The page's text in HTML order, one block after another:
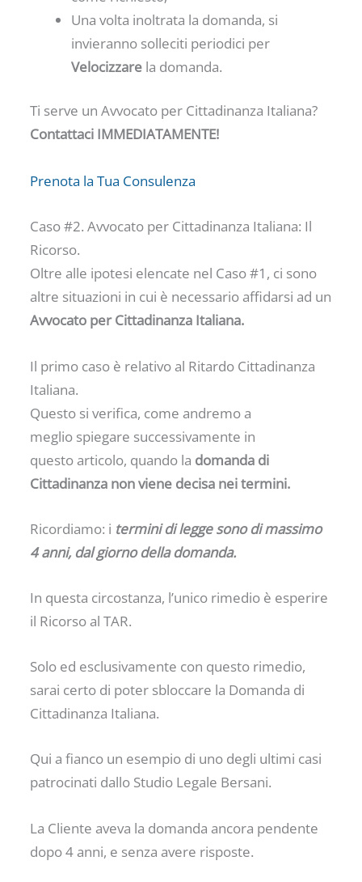
Una volta inoltrata la domanda, si
invieranno solleciti periodici per
Velocizzare la domanda.
Ti serve un Avvocato per Cittadinanza Italiana?
Contattaci IMMEDIATAMENTE!
Prenota la Tua Consulenza
Caso #2. Avvocato per Cittadinanza Italiana: Il
Ricorso.
Oltre alle ipotesi elencate nel Caso #1, ci sono
altre situazioni in cui è necessario affidarsi ad un
Avvocato per Cittadinanza Italiana.
Il primo caso è relativo al Ritardo Cittadinanza
Italiana.
Questo si verifica, come andremo a
meglio spiegare successivamente in
questo articolo, quando la domanda di
Cittadinanza non viene decisa nei termini.
Ricordiamo: i termini di legge sono di massimo
4 anni, dal giorno della domanda.
In questa circostanza, l’unico rimedio è esperire
il Ricorso al TAR.
Solo ed esclusivamente con questo rimedio,
sarai certo di poter sbloccare la Domanda di
Cittadinanza Italiana.
Qui a fianco un esempio di uno degli ultimi casi
patrocinati dallo Studio Legale Bersani.
La Cliente aveva la domanda ancora pendente
dopo 4 anni, e senza avere risposte.